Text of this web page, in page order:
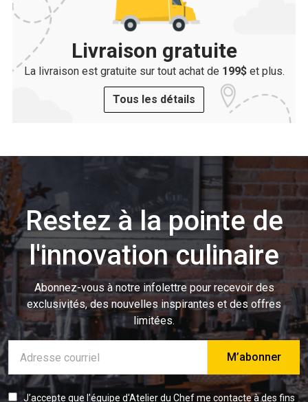
Livraison gratuite
La livraison est gratuite sur tout achat de 199$et plus.
Tous les détails
Restez à la pointe de
l'innovation culinaire
Abonnez-vous à notre infolettre pour recevoir des
exclusivités, des nouvelles inspirantes et des offres
limitées.
mail
J’accepte que l’équipe d'Atelier du Chef me contacte à des fins